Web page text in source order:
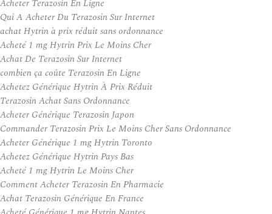
Acheter Terazosin En Ligne
Qui A Acheter Du Terazosin Sur Internet
achat Hytrin à prix réduit sans ordonnance
Acheté 1 mg Hytrin Prix Le Moins Cher
Achat De Terazosin Sur Internet
combien ça coûte Terazosin En Ligne
Achetez Générique Hytrin À Prix Réduit
Terazosin Achat Sans Ordonnance
Acheter Générique Terazosin Japon
Commander Terazosin Prix Le Moins Cher Sans Ordonnance
Acheter Générique 1 mg Hytrin Toronto
Achetez Générique Hytrin Pays Bas
Acheté 1 mg Hytrin Le Moins Cher
Comment Acheter Terazosin En Pharmacie
Achat Terazosin Générique En France